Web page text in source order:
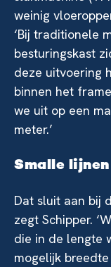
weinig
‘Bij traditionele
besturingskast
deze uitvoering
binnen het
we uit op een
meter.’
Smalle lijnen
Dat sluit aan bij
zegt Schipper.
die in de lengte
mogelijk